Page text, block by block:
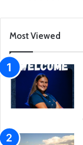
Most Viewed